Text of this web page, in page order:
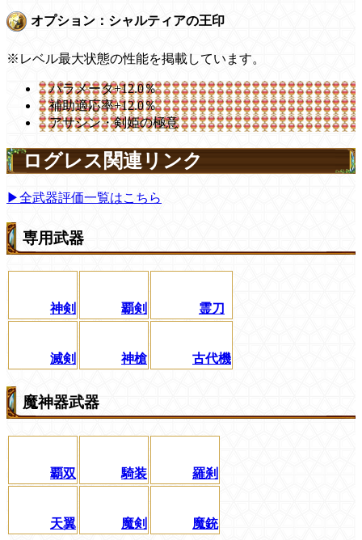
オプション：シャルティアの王印
※レベル最大状態の性能を掲載しています。
パラメータ+12.0％
補助適応率+12.0％
アサシン・剣姫の極意
ログレス関連リンク
▶全武器評価一覧はこちら
専用武器
神剣 覇剣 霊刀
滅剣 神槍 古代機
魔神器武器
覇双 騎装 羅刹
天翼 魔剣 魔銃